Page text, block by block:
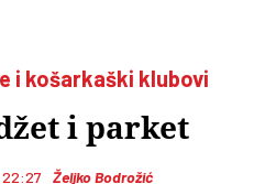
i košarkaški klubovi
i parket
Željko Bodrožić